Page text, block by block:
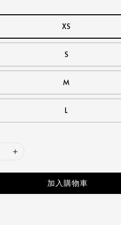
XS
S
M
L
加入購物車